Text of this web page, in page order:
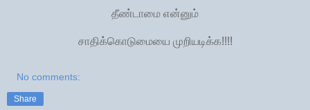
தீண்டாமை என்னும்
சாதிக்கொடுமையை முறியடிக்க!!!!
No comments:
Share